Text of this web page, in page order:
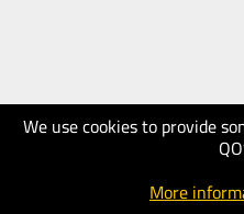
We use cookies to provide
More